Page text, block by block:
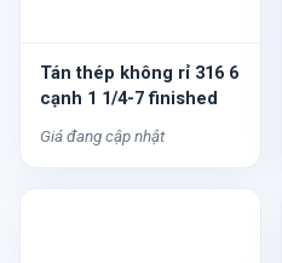
Tán thép không rỉ 316 6
cạnh 1 1/4-7 finished
Giá đang cập nhật